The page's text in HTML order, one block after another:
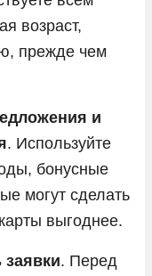
возраст,
прежде чем
и
. Используйте
бонусные
могут сделать
выгоднее.
. Перед